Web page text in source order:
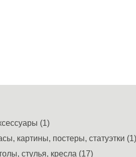
(1)
картины, постеры, статуэтки (1)
стулья, кресла (17)